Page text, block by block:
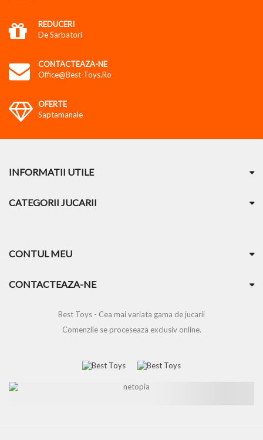
REDUCERI
De Sarbatori
CONTACTEAZA-NE
Office@best-Toys.ro
OFERTE
Saptamanale
INFORMATII UTILE
CATEGORII JUCARII
CONTUL MEU
CONTACTEAZA-NE
Best Toys - Cea mai variata gama de jucarii
Comenzile se proceseaza exclusiv online.